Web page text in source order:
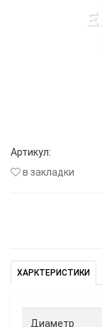
Артикул:
в закладки
ХАРКТЕРИСТИКИ
Диаметр